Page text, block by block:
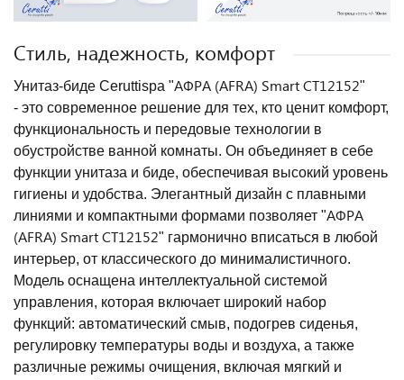
Стиль, надежность, комфорт
Унитаз-биде Ceruttispa "АФРА (AFRA) Smart CT12152"
- это современное решение для тех, кто ценит комфорт,
функциональность и передовые технологии в
обустройстве ванной комнаты. Он объединяет в себе
функции унитаза и биде, обеспечивая высокий уровень
гигиены и удобства. Элегантный дизайн с плавными
линиями и компактными формами позволяет "АФРА
(AFRA) Smart CT12152" гармонично вписаться в любой
интерьер, от классического до минималистичного.
Модель оснащена интеллектуальной системой
управления, которая включает широкий набор
функций: автоматический смыв, подогрев сиденья,
регулировку температуры воды и воздуха, а также
различные режимы очищения, включая мягкий и